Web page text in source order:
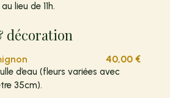
lieu de 11h.
décoration
40,00 €
d’eau (fleurs variées avec
35cm).